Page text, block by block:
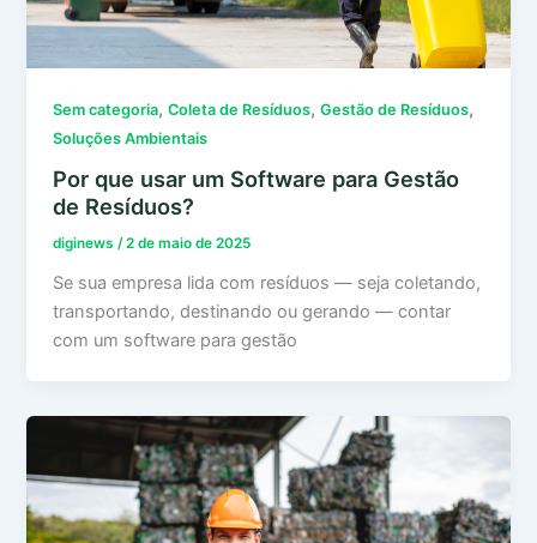
Sem categoria,Coleta de Resíduos,Gestão de Resíduos,
Soluções Ambientais
Por que usar um Software para Gestão
de Resíduos?
diginews/2 de maio de 2025
Se sua empresa lida com resíduos — seja coletando,
transportando, destinando ou gerando — contar
com um software para gestão